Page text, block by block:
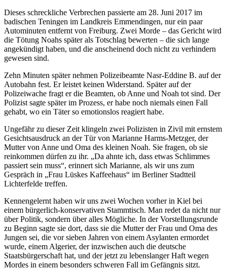
Dieses schreckliche Verbrechen passierte am 28. Juni 2017 im
badischen Teningen im Landkreis Emmendingen, nur ein paar
Autominuten entfernt von Freiburg. Zwei Morde – das Gericht wird
die Tötung Noahs später als Totschlag bewerten – die sich lange
angekündigt haben, und die anscheinend doch nicht zu verhindern
gewesen sind.
Zehn Minuten später nehmen Polizeibeamte Nasr-Eddine B. auf der
Autobahn fest. Er leistet keinen Widerstand. Später auf der
Polizeiwache fragt er die Beamten, ob Anne und Noah tot sind. Der
Polizist sagte später im Prozess, er habe noch niemals einen Fall
gehabt, wo ein Täter so emotionslos reagiert habe.
Ungefähr zu dieser Zeit klingeln zwei Polizisten in Zivil mit ernstem
Gesichtsausdruck an der Tür von Marianne Harms-Metzger, der
Mutter von Anne und Oma des kleinen Noah. Sie fragen, ob sie
reinkommen dürfen zu ihr. „Da ahnte ich, dass etwas Schlimmes
passiert sein muss“, erinnert sich Marianne, als wir uns zum
Gespräch in „Frau Lüskes Kaffeehaus“ im Berliner Stadtteil
Lichterfelde treffen.
Kennengelernt haben wir uns zwei Wochen vorher in Kiel bei
einem bürgerlich-konservativen Stammtisch. Man redet da nicht nur
über Politik, sondern über alles Mögliche. In der Vorstellungsrunde
zu Beginn sagte sie dort, dass sie die Mutter der Frau und Oma des
Jungen sei, die vor sieben Jahren von einem Asylanten ermordet
wurde, einem Algerier, der inzwischen auch die deutsche
Staatsbürgerschaft hat, und der jetzt zu lebenslanger Haft wegen
Mordes in einem besonders schweren Fall im Gefängnis sitzt.